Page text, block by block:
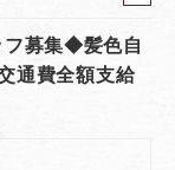
ト
フ募集◆髪色自
通費全額支給